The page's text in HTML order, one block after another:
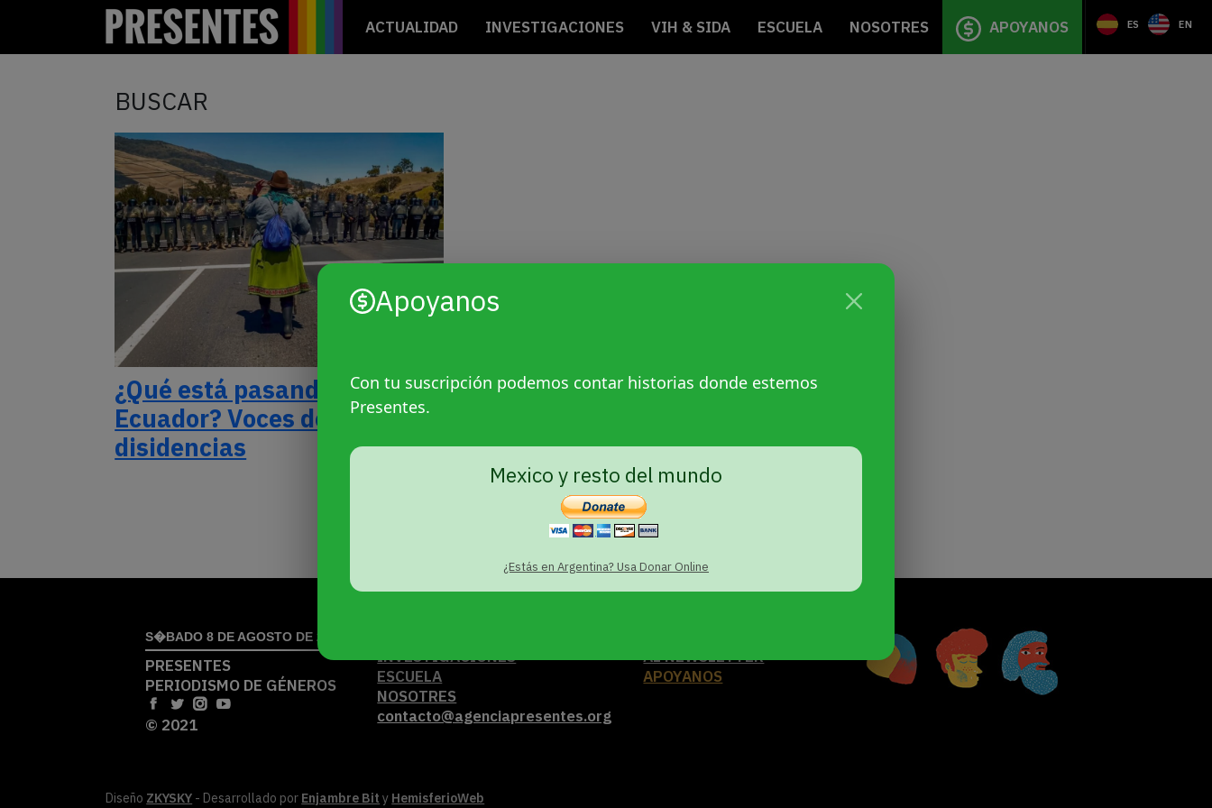
ACTUALIDAD INVESTIGACIONES VIH & SIDA ESCUELA NOSOTRES APOYANOS ES EN
Apoyanos
Con tu suscripción podemos contar historias donde estemos
Presentes.
Mexico y resto del mundo
¿Estás en Argentina? Usa Donar Online
BUSCAR
¿Qué está pasando en
Ecuador? Voces de las
disidencias
S�BADO 8 DE AGOSTO DE 2026
PRESENTES
PERIODISMO DE GÉNEROS
© 2021
INVESTIGACIONES
ESCUELA
NOSOTRES
contacto@agenciapresentes.org
AL NEWSLETTER
APOYANOS
Diseño ZKYSKY - Desarrollado por Enjambre Bit y HemisferioWeb